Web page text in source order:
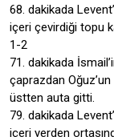
68. dakikada
içeri çevirdiği topu
1-2
71. dakikada
çaprazdan
üstten auta gitti.
79. dakikada
içeri yerden